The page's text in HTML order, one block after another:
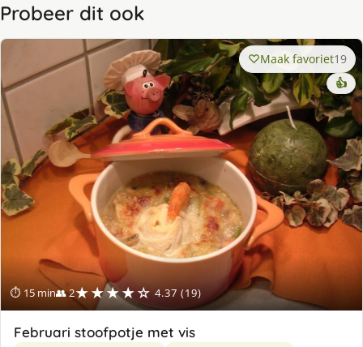
Probeer dit ook
⏱ 15 min👥 2★★★★☆ 4.37 (19)
Maak favoriet19
👍
Februari stoofpotje met vis